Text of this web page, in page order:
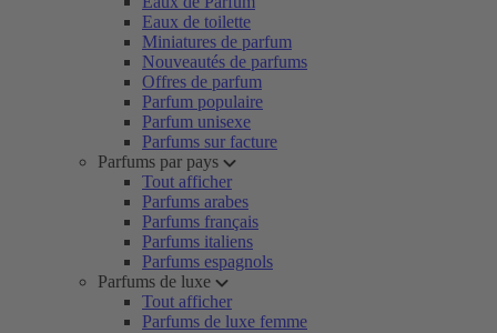
Eaux de toilette
Miniatures de parfum
Nouveautés de parfums
Offres de parfum
Parfum populaire
Parfum unisexe
Parfums sur facture
Parfums par pays
Tout afficher
Parfums arabes
Parfums français
Parfums italiens
Parfums espagnols
Parfums de luxe
Tout afficher
Parfums de luxe femme